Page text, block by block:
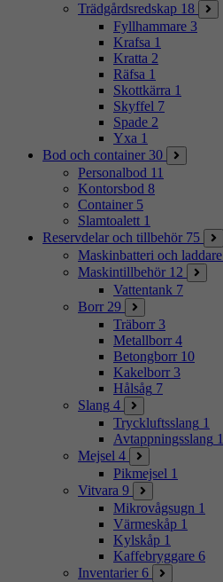
Trädgårdsredskap 18
Fyllhammare 3
Krafsa 1
Kratta 2
Räfsa 1
Skottkärra 1
Skyffel 7
Spade 2
Yxa 1
Bod och container 30
Personalbod 11
Kontorsbod 8
Container 5
Slamtoalett 1
Reservdelar och tillbehör 75
Maskinbatteri och laddare
Maskintillbehör 12
Vattentank 7
Borr 29
Träborr 3
Metallborr 4
Betongborr 10
Kakelborr 3
Hålsåg 7
Slang 4
Tryckluftsslang 1
Avtappningsslang 1
Mejsel 4
Pikmejsel 1
Vitvara 9
Mikrovågsugn 1
Värmeskåp 1
Kylskåp 1
Kaffebryggare 6
Inventarier 6